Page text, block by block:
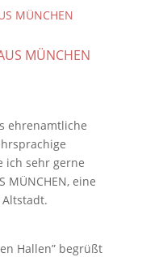
MÜNCHEN
ehrenamtliche
ich sehr gerne
MÜNCHEN, eine
Hallen” begrüßt